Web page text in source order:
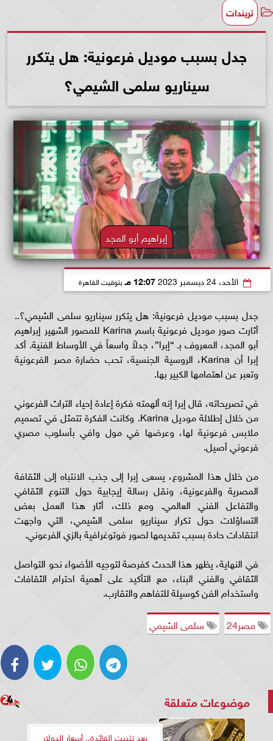
تريندات
جدل بسبب موديل فرعونية: هل يتكرر
سيناريو سلمى الشيمي؟
إبراهيم أبو المجد
الأحد، 24 ديسمبر 2023 12:07 مـ بتوقيت القاهرة
جدل بسبب موديل فرعونية: هل يتكرر سيناريو سلمى الشيمي؟..
أثارت صور موديل فرعونية باسم Karina للمصور الشهير إبراهيم
أبو المجد، المعروف بـ “إبرا”، جدلاً واسعاً في الأوساط الفنية. أكد
إبرا أن Karina، الروسية الجنسية، تحب حضارة مصر الفرعونية
وتعبر عن اهتمامها الكبير بها.
في تصريحاته، قال إبرا إنه ألهمته فكرة إعادة إحياء التراث الفرعوني
من خلال إطلالة موديل Karina. وكانت الفكرة تتمثل في تصميم
ملابس فرعونية لها، وعرضها في مول وافي بأسلوب مصري
فرعوني أصيل.
من خلال هذا المشروع، يسعى إبرا إلى جذب الانتباه إلى الثقافة
المصرية والفرعونية، ونقل رسالة إيجابية حول التنوع الثقافي
والتفاعل الفني العالمي. ومع ذلك، أثار هذا العمل بعض
التساؤلات حول تكرار سيناريو سلمى الشيمي، التي واجهت
انتقادات حادة بسبب تقديمها لصور فوتوغرافية بالزي الفرعوني.
في النهاية، يظهر هذا الحدث كفرصة لتوجيه الأضواء نحو التواصل
الثقافي والفني البناء، مع التأكيد على أهمية احترام الثقافات
واستخدام الفن كوسيلة للتفاهم والتقارب.
مصر24
سلمى الشيمي
موضوعات متعلقة
بعد تثبيت الفائدة.. أسعار الدولار